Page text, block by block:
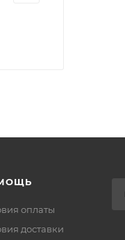
оплаты
доставки